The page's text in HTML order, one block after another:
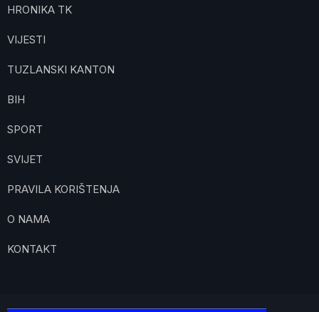
HRONIKA TK
VIJESTI
TUZLANSKI KANTON
BIH
SPORT
SVIJET
PRAVILA KORIŠTENJA
O NAMA
KONTAKT